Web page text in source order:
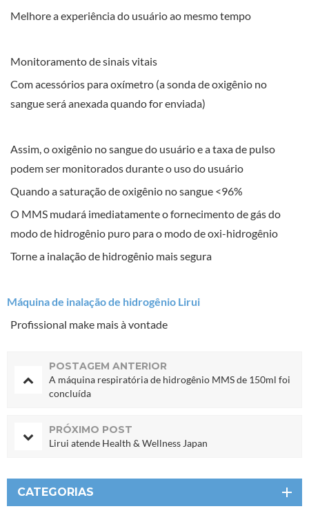
Melhore a experiência do usuário ao mesmo tempo
Monitoramento de sinais vitais
Com acessórios para oxímetro (a sonda de oxigênio no
sangue será anexada quando for enviada)
Assim, o oxigênio no sangue do usuário e a taxa de pulso
podem ser monitorados durante o uso do usuário
Quando a saturação de oxigênio no sangue <96%
O MMS mudará imediatamente o fornecimento de gás do
modo de hidrogênio puro para o modo de oxi-hidrogênio
Torne a inalação de hidrogênio mais segura
Máquina de inalação de hidrogênio Lirui
Profissional make mais à vontade
POSTAGEM ANTERIOR
A máquina respiratória de hidrogênio MMS de 150ml foi
concluída
PRÓXIMO POST
Lirui atende Health & Wellness Japan
CATEGORIAS